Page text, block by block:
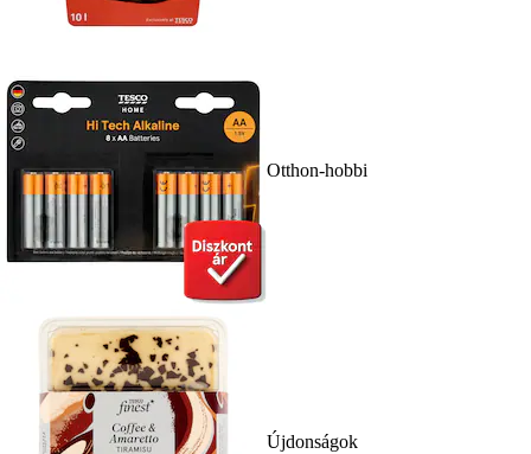
Otthon-hobbi
Újdonságok